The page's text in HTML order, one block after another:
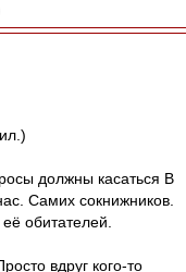
должны касаться В
Самих сокнижников.
обитателей.
вдруг кого-то